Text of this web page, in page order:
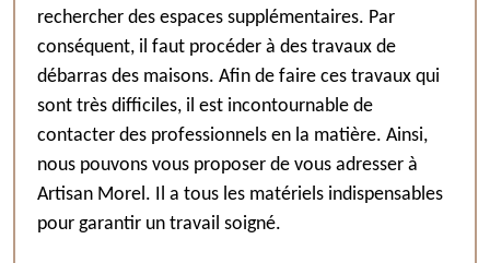
rechercher des espaces supplémentaires. Par
conséquent, il faut procéder à des travaux de
débarras des maisons. Afin de faire ces travaux qui
sont très difficiles, il est incontournable de
contacter des professionnels en la matière. Ainsi,
nous pouvons vous proposer de vous adresser à
Artisan Morel. Il a tous les matériels indispensables
pour garantir un travail soigné.